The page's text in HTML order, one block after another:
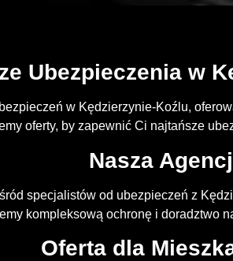
Ubezpieczenia w
w Kędzierzynie-Koźlu,
oferty, by zapewnić Ci najtańsze
Nasza
specjalistów od ubezpieczeń z
kompleksową ochronę i doradztwo
Oferta dla